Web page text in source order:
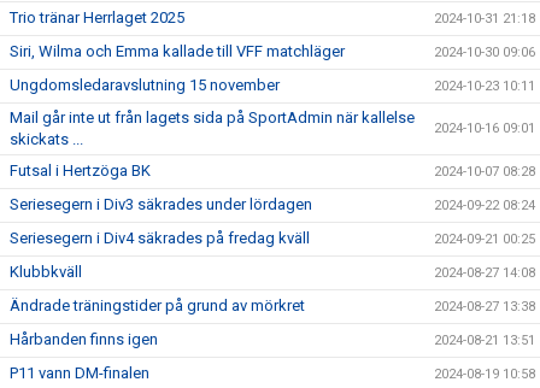
Trio tränar Herrlaget 2025 2024-10-31 21:18
Siri, Wilma och Emma kallade till VFF matchläger 2024-10-30 09:06
Ungdomsledaravslutning 15 november 2024-10-23 10:11
Mail går inte ut från lagets sida på SportAdmin när kallelse
skickats ...
2024-10-16 09:01
Futsal i Hertzöga BK 2024-10-07 08:28
Seriesegern i Div3 säkrades under lördagen 2024-09-22 08:24
Seriesegern i Div4 säkrades på fredag kväll 2024-09-21 00:25
Klubbkväll 2024-08-27 14:08
Ändrade träningstider på grund av mörkret 2024-08-27 13:38
Hårbanden finns igen 2024-08-21 13:51
P11 vann DM-finalen 2024-08-19 10:58